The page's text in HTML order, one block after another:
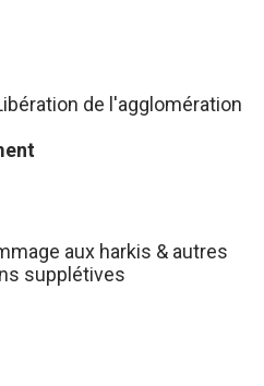
de l'agglomération
aux harkis & autres
supplétives